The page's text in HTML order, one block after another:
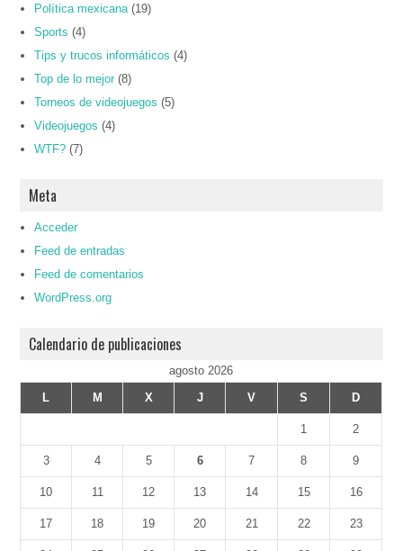
Política mexicana (19)
Sports (4)
Tips y trucos informáticos (4)
Top de lo mejor (8)
Torneos de videojuegos (5)
Videojuegos (4)
WTF? (7)
Meta
Acceder
Feed de entradas
Feed de comentarios
WordPress.org
Calendario de publicaciones
agosto 2026
L
M X J V S D
1 2
3 4 5 6 7 8 9
10 11 12 13 14 15 16
17 18 19 20 21 22 23